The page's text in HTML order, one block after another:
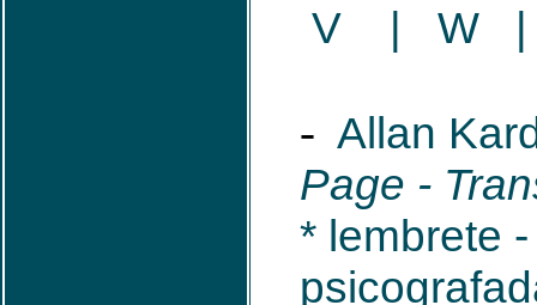
V
W
- Allan
Page -
* lembrete